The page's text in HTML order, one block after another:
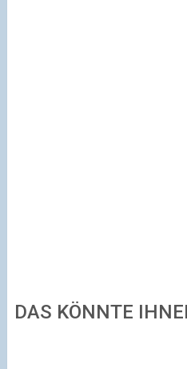
DAS KÖNNTE